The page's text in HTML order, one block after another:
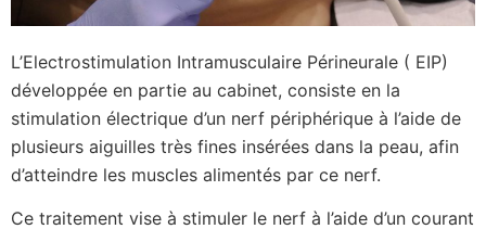
L’Electrostimulation Intramusculaire Périneurale ( EIP)
développée en partie au cabinet, consiste en la
stimulation électrique d’un nerf périphérique à l’aide de
plusieurs aiguilles très fines insérées dans la peau, afin
d’atteindre les muscles alimentés par ce nerf.
Ce traitement vise à stimuler le nerf à l’aide d’un courant